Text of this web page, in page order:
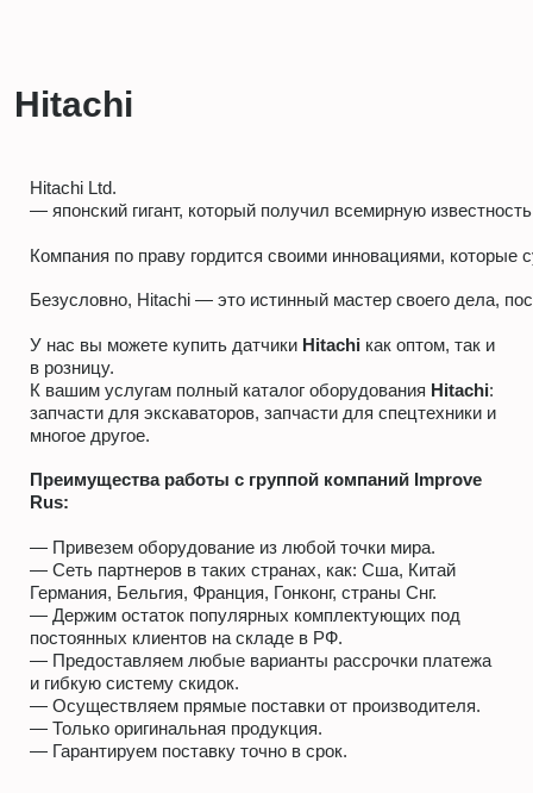
Hitachi
Hitachi Ltd.
— японский гигант, который получил всемирную
Компания по праву гордится своими инновациями,
Безусловно, Hitachi — это истинный мастер своего дела,
У нас вы можете купить датчики Hitachiкак оптом, так и
в розницу.
К вашим услугам полный каталог оборудования Hitachi:
запчасти для экскаваторов, запчасти для спецтехники и
многое другое.
Преимущества работы с группой компаний Improve
Rus:
— Привезем оборудование из любой точки мира.
— Сеть партнеров в таких странах, как: Сша, Китай
Германия, Бельгия, Франция, Гонконг, страны Снг.
— Держим остаток популярных комплектующих под
постоянных клиентов на складе в РФ.
— Предоставляем любые варианты рассрочки платежа
и гибкую систему скидок.
— Осуществляем прямые поставки от производителя.
— Только оригинальная продукция.
— Гарантируем поставку точно в срок.